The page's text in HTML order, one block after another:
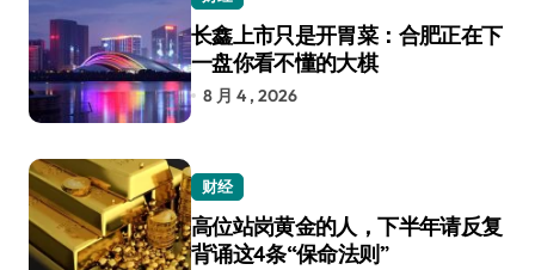
长鑫上市只是开胃菜：合肥正在下
一盘你看不懂的大棋
8 月 4 , 2026
财经
高位站岗黄金的人，下半年请反复
背诵这4条“保命法则”